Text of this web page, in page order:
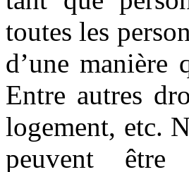
toutes les
d’une
Entre autres
logement, etc.
peuvent